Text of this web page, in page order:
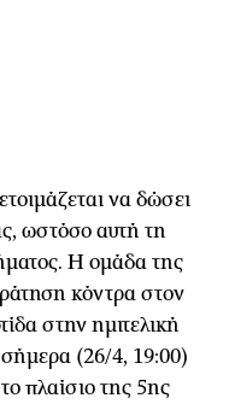
Podcasts
στην ''Κ''
να δώσει
ωστόσο αυτή τη
Η ομάδα της
κόντρα στον
στην ημιτελική
(26/4, 19:00)
πλαίσιο της 5ης